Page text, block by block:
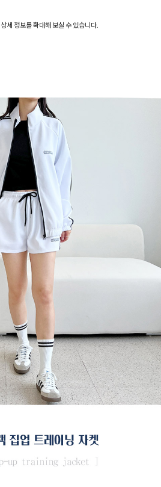
상세 정보를 확대해 보실 수 있습니다.